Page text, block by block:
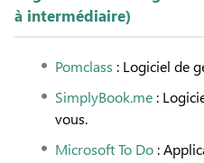
à intermédiaire)
Pomclass : Logiciel de
SimplyBook.me :
vous.
Microsoft To Do :